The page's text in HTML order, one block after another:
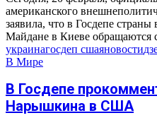
американского
заявила, что в Госдепе
Майдане в Киеве обращаются
украинагосдеп сшаяновости
В Мире
В Госдепе
Нарышкина в США